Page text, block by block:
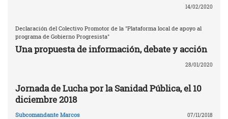
14/02/2020
Declaración del Colectivo Promotor de la "Plataforma local de apoyo al
programa de Gobierno Progresista"
Una propuesta de información, debate y acción
28/01/2020
Jornada de Lucha por la Sanidad Pública, el 10
diciembre 2018
Subcomandante Marcos 07/11/2018